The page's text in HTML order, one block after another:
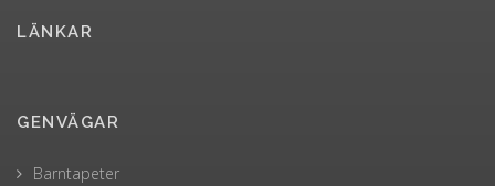
LÄNKAR
GENVÄGAR
Barntapeter